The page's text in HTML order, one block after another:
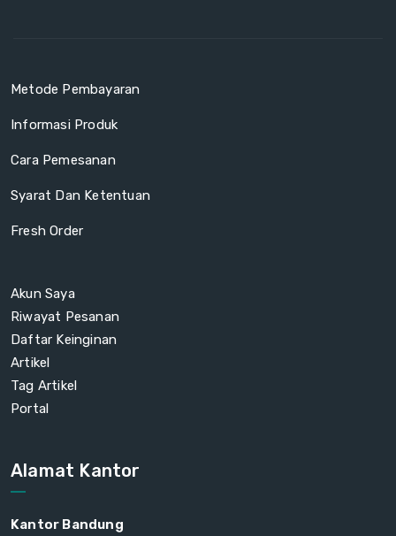
Metode Pembayaran
Informasi Produk
Cara Pemesanan
Syarat Dan Ketentuan
Fresh Order
Akun Saya
Riwayat Pesanan
Daftar Keinginan
Artikel
Tag Artikel
Portal
Alamat Kantor
Kantor Bandung